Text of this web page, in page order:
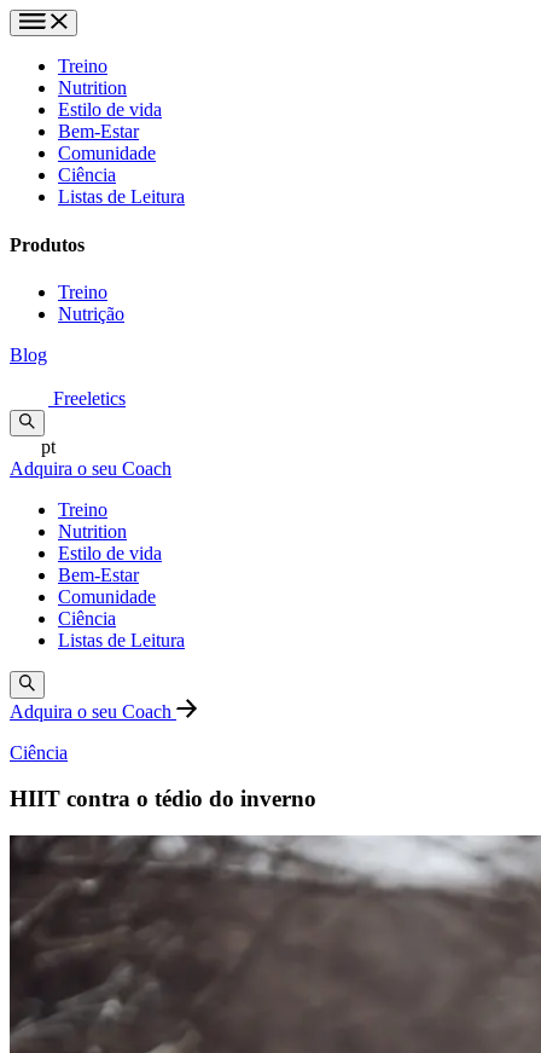
Treino
Nutrition
Estilo de vida
Bem-Estar
Comunidade
Ciência
Listas de Leitura
Produtos
Treino
Nutrição
Blog
Freeletics
pt
Adquira o seu Coach
Treino
Nutrition
Estilo de vida
Bem-Estar
Comunidade
Ciência
Listas de Leitura
Adquira o seu Coach
Ciência
HIIT contra o tédio do inverno